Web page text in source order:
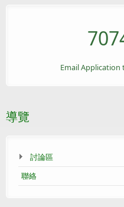
Email Application
導覽
討論區
聯絡